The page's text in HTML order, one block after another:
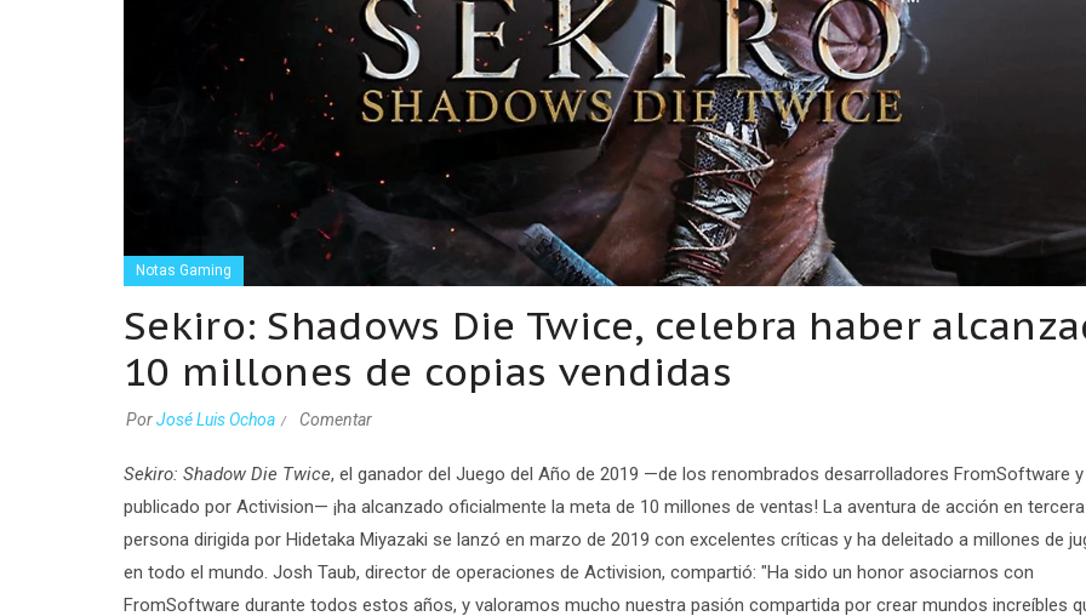
Notas Gaming
Sekiro: Shadows Die Twice, celebra haber
10 millones de copias vendidas
PorJosé Luis Ochoa Comentar
Sekiro: Shadow Die Twice, el ganador del Juego del Año de 2019 —de los renombrados desarrolladores FromSoftware y
publicado por Activision— ¡ha alcanzado oficialmente la meta de 10 millones de ventas! La aventura de acción en tercera
persona dirigida por Hidetaka Miyazaki se lanzó en marzo de 2019 con excelentes críticas y ha deleitado a millones de
en todo el mundo. Josh Taub, director de operaciones de Activision, compartió: "Ha sido un honor asociarnos con
FromSoftware durante todos estos años, y valoramos mucho nuestra pasión compartida por crear mundos increíbles